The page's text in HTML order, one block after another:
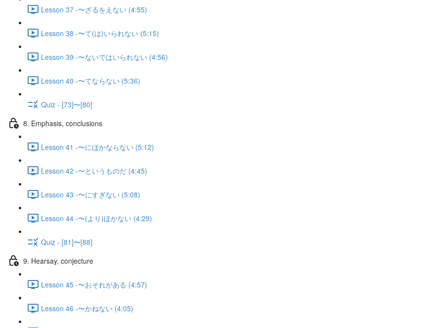
Lesson 37 -〜ざるをえない (4:55)
Lesson 38 -〜て(は)いられない (5:15)
Lesson 39 -〜ないではいられない (4:56)
Lesson 40 -〜てならない (5:36)
Quiz - [73]〜[80]
8. Emphasis, conclusions
Lesson 41 -〜にほかならない (5:12)
Lesson 42 -〜というものだ (4:45)
Lesson 43 -〜にすぎない (5:08)
Lesson 44 -〜(より)ほかない (4:29)
Quiz - [81]〜[88]
9. Hearsay, conjecture
Lesson 45 -〜おそれがある (4:57)
Lesson 46 -〜かねない (4:05)